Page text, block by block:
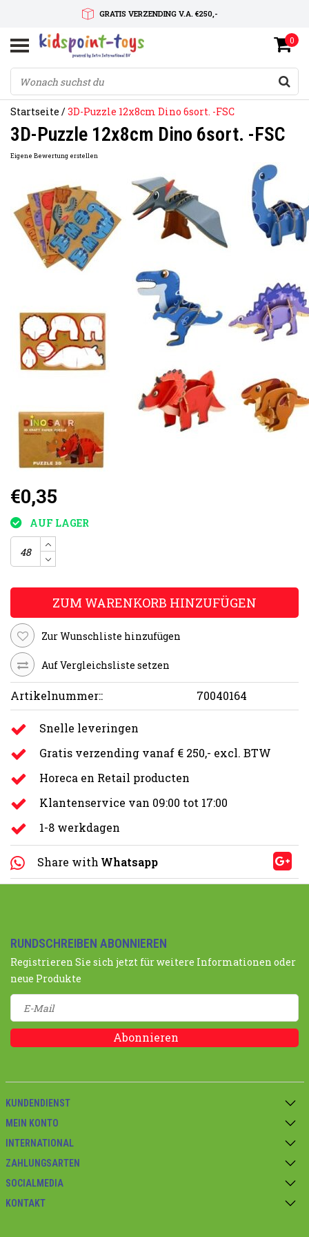
GRATIS VERZENDING V.A. €250,-
SNELLE LEVERTIJD
SERVICE OP MAAT
0
Startseite /3D-Puzzle 12x8cm Dino 6sort. -FSC
3D-Puzzle 12x8cm Dino 6sort. -FSC
Eigene Bewertung erstellen
€0,35
AUF LAGER
ZUM WARENKORB HINZUFÜGEN
Zur Wunschliste hinzufügen
Auf Vergleichsliste setzen
Artikelnummer:: 70040164
Snelle leveringen
Gratis verzending vanaf € 250,- excl. BTW
Horeca en Retail producten
Klantenservice van 09:00 tot 17:00
1-8 werkdagen
Share with Whatsapp
RUNDSCHREIBEN ABONNIEREN
Registrieren Sie sich jetzt für weitere Informationen oder
neue Produkte
Abonnieren
KUNDENDIENST
MEIN KONTO
INTERNATIONAL
ZAHLUNGSARTEN
SOCIALMEDIA
KONTAKT